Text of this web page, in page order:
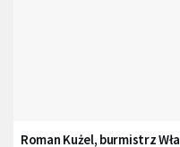
Roman Kużel, burmistrz